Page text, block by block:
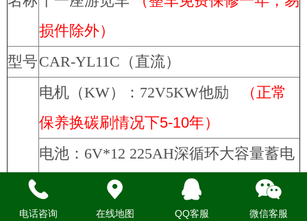
损件除外）
型号CAR-YL11C （直流）
电机（KW）：72V5KW他励
（正常
保养换碳刷情况下5-10年）
电池：6V*12 225AH深循环大容量蓄电
（充放电750
次，正常使用两年左
右）
电话咨询 在线地图 QQ客服 微信客服